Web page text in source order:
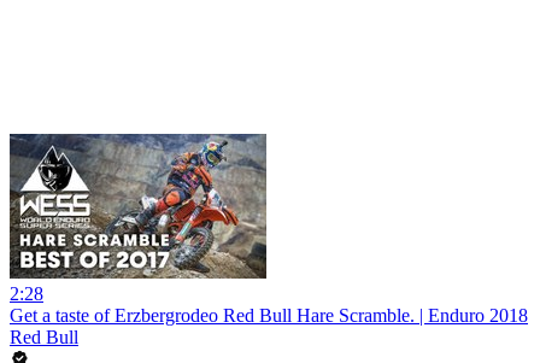
2:28
Get a taste of Erzbergrodeo Red Bull Hare Scramble. | Enduro 2018
Red Bull